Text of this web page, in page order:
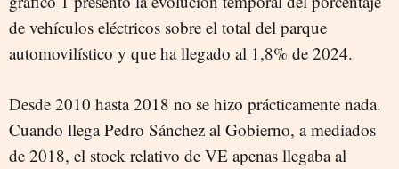
de vehículos eléctricos sobre el total del parque
automovilístico y que ha llegado al 1,8% de 2024.
Desde 2010 hasta 2018 no se hizo prácticamente nada.
Cuando llega Pedro Sánchez al Gobierno, a mediados
de 2018, el stock relativo de VE apenas llegaba al